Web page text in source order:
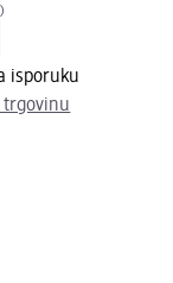
isporuku
trgovinu